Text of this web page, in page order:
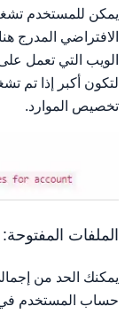
يمكن للمستخدم
الافتراضي المدرج
الويب التي تعمل
لتكون أكبر إذا تم
تخصيص الموارد.
الملفات المفتوحة:
يمكنك الحد من
حساب المستخدم في